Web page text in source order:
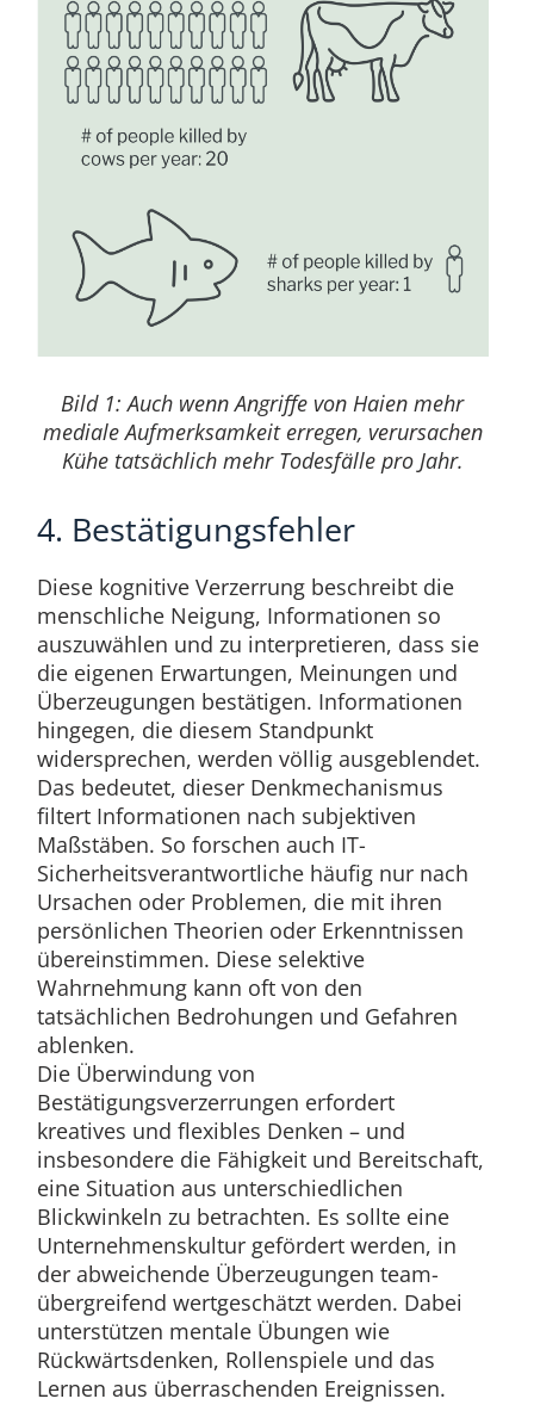
Bild 1: Auch wenn Angriffe von Haien mehr
mediale Aufmerksamkeit erregen, verursachen
Kühe tatsächlich mehr Todesfälle pro Jahr.
4. Bestätigungsfehler
Diese kognitive Verzerrung beschreibt die
menschliche Neigung, Informationen so
auszuwählen und zu interpretieren, dass sie
die eigenen Erwartungen, Meinungen und
Überzeugungen bestätigen. Informationen
hingegen, die diesem Standpunkt
widersprechen, werden völlig ausgeblendet.
Das bedeutet, dieser Denkmechanismus
filtert Informationen nach subjektiven
Maßstäben. So forschen auch IT-
Sicherheitsverantwortliche häufig nur nach
Ursachen oder Problemen, die mit ihren
persönlichen Theorien oder Erkenntnissen
übereinstimmen. Diese selektive
Wahrnehmung kann oft von den
tatsächlichen Bedrohungen und Gefahren
ablenken.
Die Überwindung von
Bestätigungsverzerrungen erfordert
kreatives und flexibles Denken – und
insbesondere die Fähigkeit und Bereitschaft,
eine Situation aus unterschiedlichen
Blickwinkeln zu betrachten. Es sollte eine
Unternehmenskultur gefördert werden, in
der abweichende Überzeugungen team-
übergreifend wertgeschätzt werden. Dabei
unterstützen mentale Übungen wie
Rückwärtsdenken, Rollenspiele und das
Lernen aus überraschenden Ereignissen.